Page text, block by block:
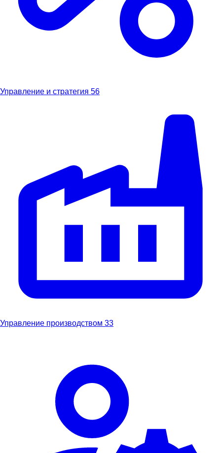
Управление и стратегия 56
Управление производством 33